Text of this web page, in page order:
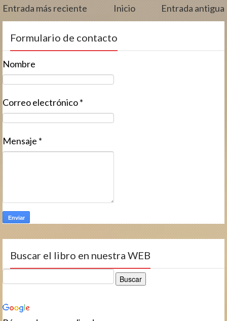
Entrada más reciente Inicio Entrada antigua
Formulario de contacto
Nombre
Correo electrónico*
Mensaje *
Buscar el libro en nuestra WEB